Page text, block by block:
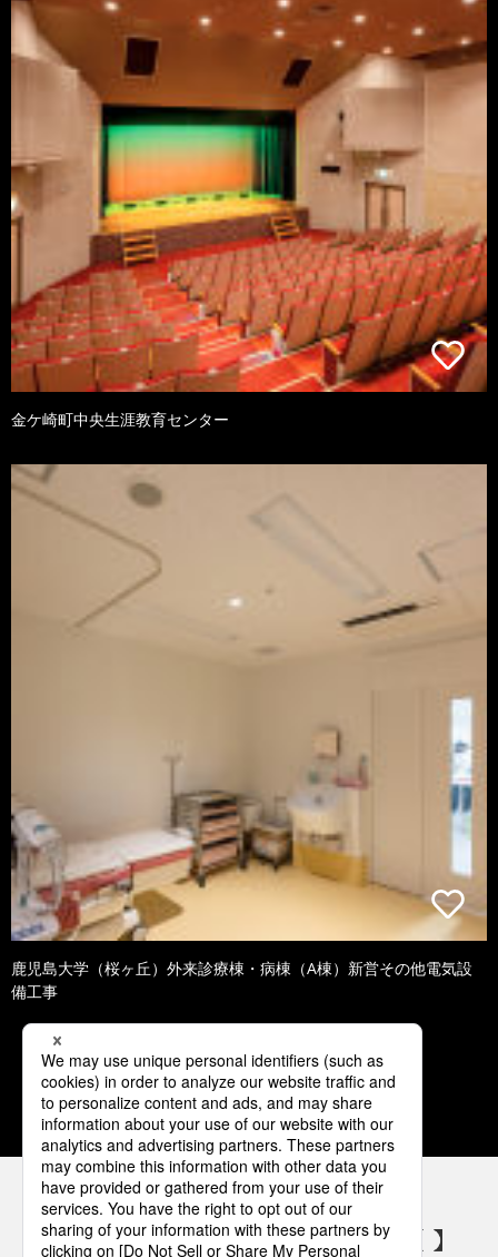
金ケ崎町中央生涯教育センター
鹿児島大学（桜ヶ丘）外来診療棟・病棟（A棟）新営その他電気設
備工事
1 2 3 4 5
パナソニックの電気設備 SNSアカウント